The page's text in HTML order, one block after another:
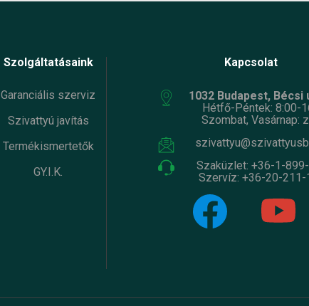
Szolgáltatásaink
Garanciális szerviz
Szivattyú javítás
Termékismertetők
GY.I.K.
Kapcsolat
1032 Budapest, Bécsi
Hétfő-Péntek: 8:00-
Szombat, Vasárnap:
Szaküzlet: +36-1-
Szervíz: +36-20-211-